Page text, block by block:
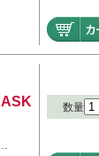
ASK 数量